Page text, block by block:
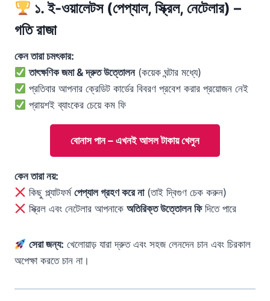
১. ই-ওয়ালেটস (পেপ্যাল, স্ক্রিল, নেটেলার) –
গতি রাজা
কেন তারা চমৎকার:
তাৎক্ষণিক জমা & দ্রুত উত্তোলন(কয়েক ঘন্টার মধ্যে)
প্রতিবার আপনার ক্রেডিট কার্ডের বিবরণ প্রবেশ করার প্রয়োজন নেই
প্রায়শই ব্যাংকের চেয়ে কম ফি
বোনাস পান – এখনই আসল টাকায় খেলুন
কেন তারা নয়:
কিছু প্ল্যাটফর্মপেপ্যাল গ্রহণ করে না(তাই দ্বিগুণ চেক করুন)
স্ক্রিল এবং নেটেলার আপনাকেঅতিরিক্ত উত্তোলন ফিদিতে পারে
সেরা জন্য: খেলোয়াড় যারা দ্রুত এবং সহজ লেনদেন চান এবং চিরকাল
অপেক্ষা করতে চান না।